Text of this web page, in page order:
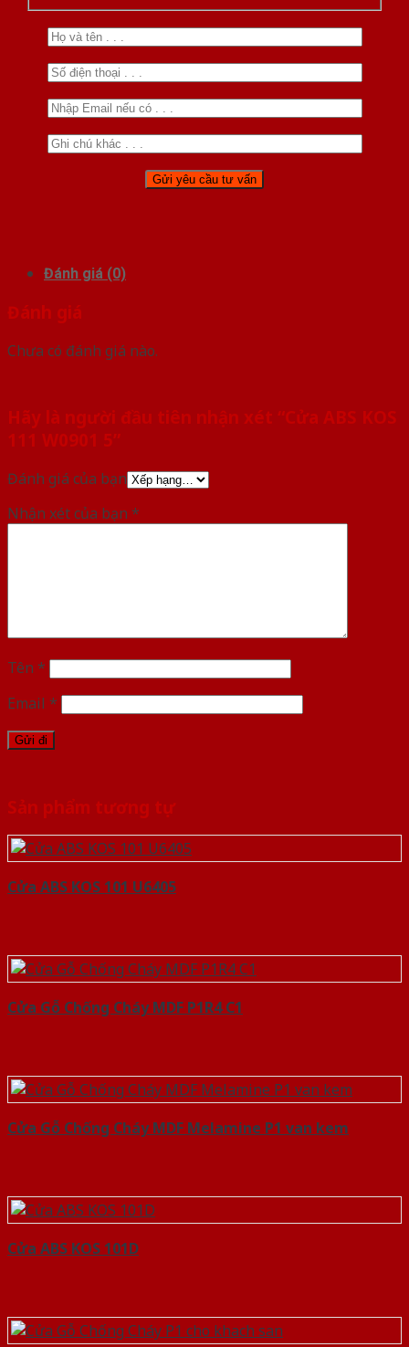
Đánh giá (0)
Đánh giá
Chưa có đánh giá nào.
Hãy là người đầu tiên nhận xét “Cửa ABS KOS
111 W0901 5”
Đánh giá của bạn
Nhận xét của bạn *
Tên *
Email *
Sản phẩm tương tự
Cửa ABS KOS 101 U6405
Cửa Gỗ Chống Cháy MDF P1R4 C1
Cửa Gỗ Chống Cháy MDF Melamine P1 van kem
Cửa ABS KOS 101D